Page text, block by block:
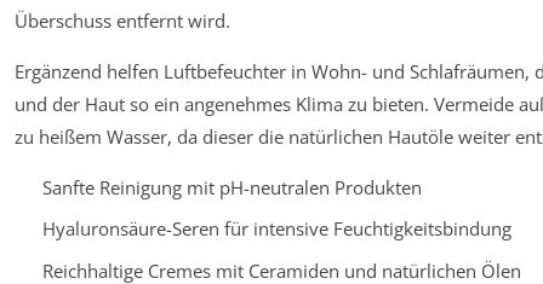
Überschuss entfernt wird.
Ergänzend helfen Luftbefeuchter in Wohn- und Schlafräumen,
und der Haut so ein angenehmes Klima zu bieten. Vermeide
zu heißem Wasser, da dieser die natürlichen Hautöle weiter
Sanfte Reinigung mit pH-neutralen Produkten
Hyaluronsäure-Seren für intensive Feuchtigkeitsbindung
Reichhaltige Cremes mit Ceramiden und natürlichen Ölen